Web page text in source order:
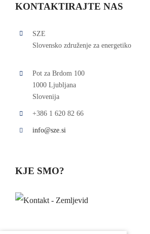
KONTAKTIRAJTE NAS
SZE
Slovensko združenje za energetiko
Pot za Brdom 100
1000 Ljubljana
Slovenija
+386 1 620 82 66
info@sze.si
KJE SMO?